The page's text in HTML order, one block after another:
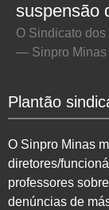
suspensão
O Sindicato
— Sinpro Minas
Plantão
O Sinpro Minas
diretores/
professores
denúncias de